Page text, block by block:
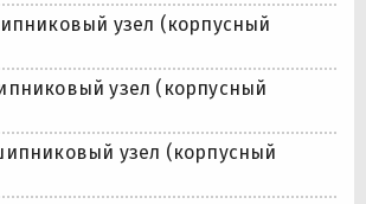
узел (корпусный
узел (корпусный
узел (корпусный